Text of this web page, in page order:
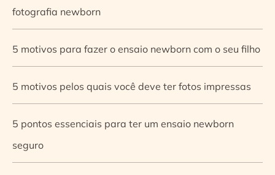
fotografia newborn
5 motivos para fazer o ensaio newborn com o seu filho
5 motivos pelos quais você deve ter fotos impressas
5 pontos essenciais para ter um ensaio newborn
seguro